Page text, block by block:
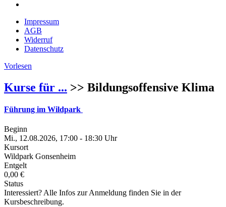
Impressum
AGB
Widerruf
Datenschutz
Vorlesen
Kurse für ... >> Bildungsoffensive Klima
Führung im Wildpark
Beginn
Mi., 12.08.2026, 17:00 - 18:30 Uhr
Kursort
Wildpark Gonsenheim
Entgelt
0,00 €
Status
Interessiert? Alle Infos zur Anmeldung finden Sie in der
Kursbeschreibung.